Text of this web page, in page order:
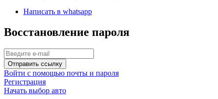
Написать в whatsapp
Восстановление пароля
Отправить ссылку
Войти с помощью почты и пароля
Регистрация
Начать выбор авто